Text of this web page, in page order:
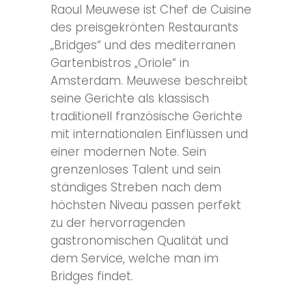
Raoul Meuwese ist Chef de Cuisine
des preisgekrönten Restaurants
„Bridges“ und des mediterranen
Gartenbistros „Oriole“ in
Amsterdam. Meuwese beschreibt
seine Gerichte als klassisch
traditionell französische Gerichte
mit internationalen Einflüssen und
einer modernen Note. Sein
grenzenloses Talent und sein
ständiges Streben nach dem
höchsten Niveau passen perfekt
zu der hervorragenden
gastronomischen Qualität und
dem Service, welche man im
Bridges findet.